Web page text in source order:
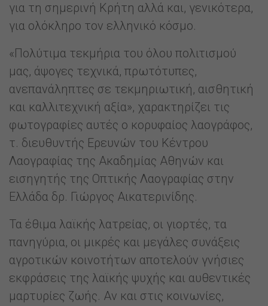
για τη σημερινή Κρήτη αλλά και, γενικότερα,
για ολόκληρο τον ελληνικό κόσμο.
«Πολύτιμα τεκμήρια του όλου πολιτισμού
μας, άψογες τεχνικά, πρωτότυπες,
ανεπανάληπτες σε τεκμηριωτική, αισθητική
και καλλιτεχνική αξία», χαρακτηρίζει τις
φωτογραφίες αυτές ο κορυφαίος λαογράφος,
τ. διευθυντής Ερευνών του Κέντρου
Λαογραφίας της Ακαδημίας Αθηνών και
εισηγητής της Οπτικής Λαογραφίας στην
Ελλάδα δρ. Γιώργος Αικατερινίδης.
Τα έθιμα λαϊκής λατρείας, οι γιορτές, τα
πανηγύρια, οι μικρές και μεγάλες συνάξεις
αγροτικών κοινοτήτων αποτελούν γνήσιες
εκφράσεις της λαϊκής ψυχής και αυθεντικές
μαρτυρίες ζωής. Αν και στις κοινωνίες,